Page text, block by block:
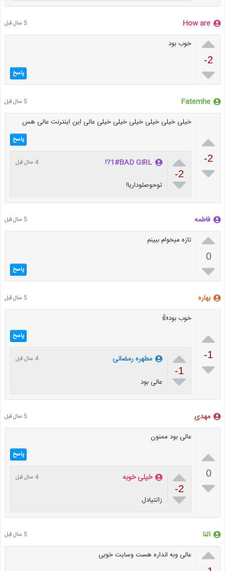
How are 5 سال قبل

-2

خوب بود
پاسخ
Fatemhe 5 سال قبل

-2

خیلی خیلی خیلی خیلی خیلی خیلی عالی این اینترنت عالی هس
پاسخ

-2

1#BAD GIRL?! 4 سال قبل
توحوصلوداریا!
فاطمه 5 سال قبل

0

تازه میخوام ببینم
پاسخ
بهاره 5 سال قبل

-1

خوب بود👍
پاسخ

-1

مطهره رمضانی 4 سال قبل
عالی بود
مهدی 5 سال قبل

0

عالی بود ممنون
پاسخ

-2

خیلی خوبه 4 سال قبل
زاتتیادل
النا 5 سال قبل
 عالی وبه انداره هست وسایت خوبی